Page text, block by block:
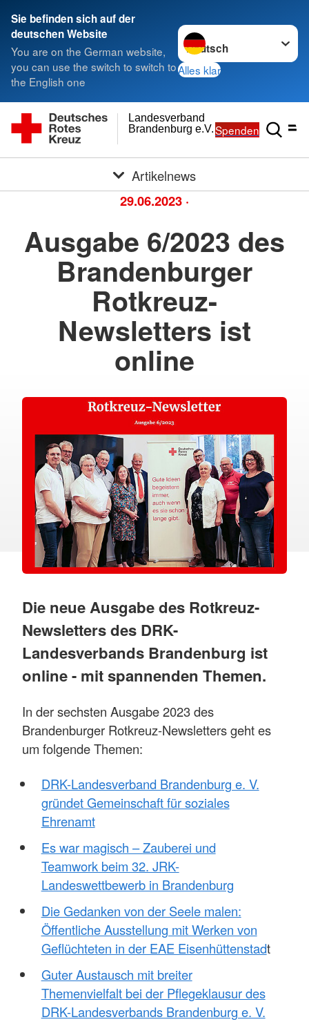
Sie befinden sich auf der
deutschen Website
You are on the German website,
you can use the switch to switch to
the English one
Sprache wechseln zu
Alles klar
Brandenburg e.V.
Landesverband
Spenden
Artikelnews
29.06.2023 ·
Ausgabe 6/2023 des
Brandenburger
Rotkreuz-
Newsletters ist
online
Die neue Ausgabe des Rotkreuz-
Newsletters des DRK-
Landesverbands Brandenburg ist
online - mit spannenden Themen.
In der sechsten Ausgabe 2023 des
Brandenburger Rotkreuz-Newsletters geht es
um folgende Themen:
DRK-Landesverband Brandenburg e. V.
gründet Gemeinschaft für soziales
Ehrenamt
Es war magisch – Zauberei und
Teamwork beim 32. JRK-
Landeswettbewerb in Brandenburg
Die Gedanken von der Seele malen:
Öffentliche Ausstellung mit Werken von
Geflüchteten in der EAE Eisenhüttenstadt
Guter Austausch mit breiter
Themenvielfalt bei der Pflegeklausur des
DRK-Landesverbands Brandenburg e. V.